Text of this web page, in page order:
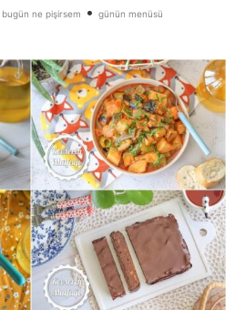
bugün ne pişirsem • günün menüsü